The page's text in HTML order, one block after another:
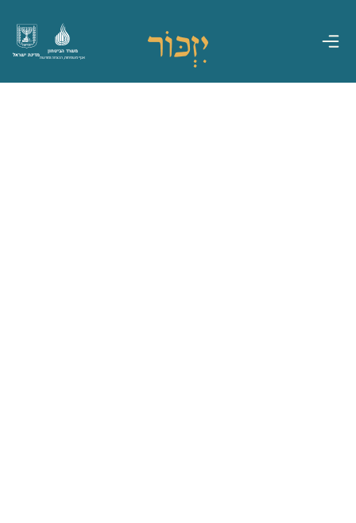
מדינת ישראל
משרד הביטחון
אגף משפחות, הנצחה ומורשת